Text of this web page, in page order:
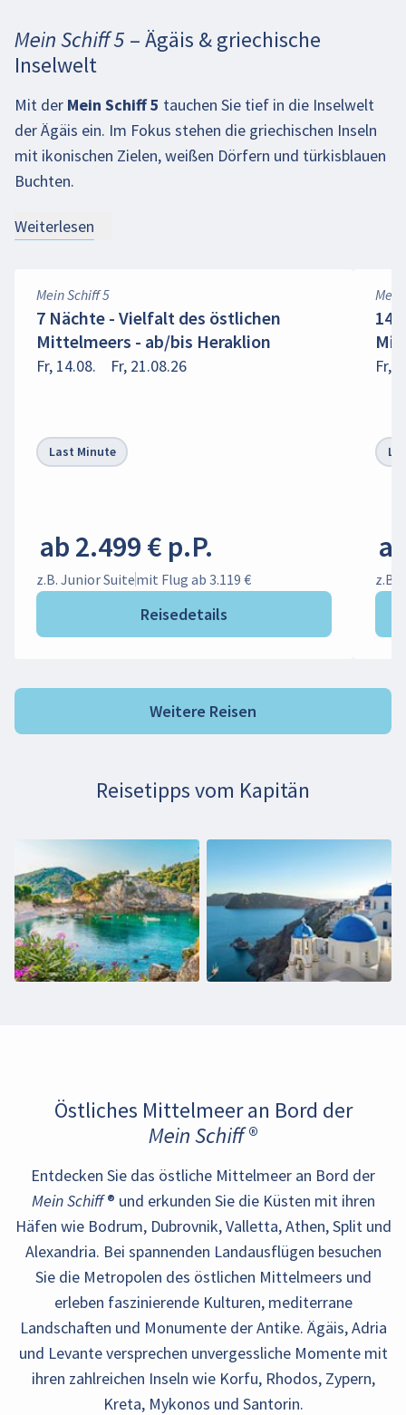
Mein Schiff 5 – Ägäis & griechische
Inselwelt
Mit der Mein Schiff 5 tauchen Sie tief in die Inselwelt
der Ägäis ein. Im Fokus stehen die griechischen Inseln
mit ikonischen Zielen, weißen Dörfern und türkisblauen
Buchten.
Weiterlesen
Mein Schiff 5
7 Nächte - Vielfalt des östlichen
Mittelmeers - ab/bis Heraklion
Fr, 14.08. Fr, 21.08.26
Last Minute
ab 2.499 € p.P.
z.B. Junior Suitemit Flug ab 3.119 €
Reisedetails
14
Fr,
z.B.
Weitere Reisen
Reisetipps vom Kapitän
Beim Abspielen des Videos können persönliche
Daten an YouTube übermittelt werden. Mehr
dazu in unserenDatenschutzbestimmungen.
Video aktivieren
Östliches Mittelmeer an Bord der
Mein Schiff ®
Entdecken Sie das östliche Mittelmeer an Bord der
Mein Schiff® und erkunden Sie die Küsten mit ihren
Häfen wie Bodrum, Dubrovnik, Valletta, Athen, Split und
Alexandria. Bei spannenden Landausflügen besuchen
Sie die Metropolen des östlichen Mittelmeers und
erleben faszinierende Kulturen, mediterrane
Landschaften und Monumente der Antike. Ägäis, Adria
und Levante versprechen unvergessliche Momente mit
ihren zahlreichen Inseln wie Korfu, Rhodos, Zypern,
Kreta, Mykonos und Santorin.